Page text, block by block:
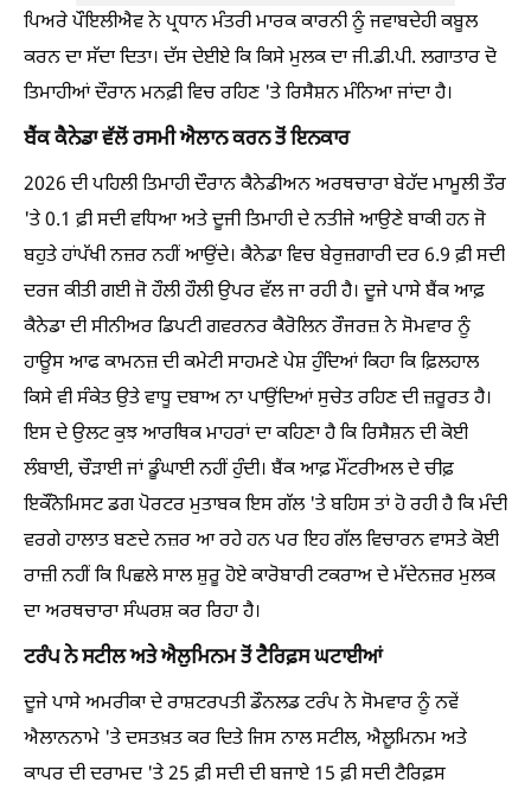
ਪਿਅਰੇ ਪੌਇਲੀਐਵ ਨੇ ਪ੍ਰਧਾਨ ਮੰਤਰੀ ਮਾਰਕ ਕਾਰਨੀ ਨੂੰ ਜਵਾਬਦੇਹੀ ਕਬੂਲ
ਕਰਨ ਦਾ ਸੱਦਾ ਦਿਤਾ। ਦੱਸ ਦੇਈਏ ਕਿ ਕਿਸੇ ਮੁਲਕ ਦਾ ਜੀ.ਡੀ.ਪੀ. ਲਗਾਤਾਰ ਦੋ
ਤਿਮਾਹੀਆਂ ਦੌਰਾਨ ਮਨਫ਼ੀ ਵਿਚ ਰਹਿਣ 'ਤੇ ਰਿਸੈਸ਼ਨ ਮੰਨਿਆ ਜਾਂਦਾ ਹੈ।
ਬੈਂਕ ਕੈਨੇਡਾ ਵੱਲੋਂ ਰਸਮੀ ਐਲਾਨ ਕਰਨ ਤੋਂ ਇਨਕਾਰ
2026 ਦੀ ਪਹਿਲੀ ਤਿਮਾਹੀ ਦੌਰਾਨ ਕੈਨੇਡੀਅਨ ਅਰਥਚਾਰਾ ਬੇਹੱਦ ਮਾਮੂਲੀ ਤੌਰ
'ਤੇ 0.1 ਫ਼ੀ ਸਦੀ ਵਧਿਆ ਅਤੇ ਦੂਜੀ ਤਿਮਾਹੀ ਦੇ ਨਤੀਜੇ ਆਉਣੇ ਬਾਕੀ ਹਨ ਜੋ
ਬਹੁਤੇ ਹਾਂਪੱਖੀ ਨਜ਼ਰ ਨਹੀਂ ਆਉਂਦੇ। ਕੈਨੇਡਾ ਵਿਚ ਬੇਰੁਜ਼ਗਾਰੀ ਦਰ 6.9 ਫ਼ੀ ਸਦੀ
ਦਰਜ ਕੀਤੀ ਗਈ ਜੋ ਹੌਲੀ ਹੌਲੀ ਉਪਰ ਵੱਲ ਜਾ ਰਹੀ ਹੈ। ਦੂਜੇ ਪਾਸੇ ਬੈਂਕ ਆਫ਼
ਕੈਨੇਡਾ ਦੀ ਸੀਨੀਅਰ ਡਿਪਟੀ ਗਵਰਨਰ ਕੈਰੋਲਿਨ ਰੌਜਰਜ਼ ਨੇ ਸੋਮਵਾਰ ਨੂੰ
ਹਾਊਸ ਆਫ ਕਾਮਨਜ਼ ਦੀ ਕਮੇਟੀ ਸਾਹਮਣੇ ਪੇਸ਼ ਹੁੰਦਿਆਂ ਕਿਹਾ ਕਿ ਫ਼ਿਲਹਾਲ
ਕਿਸੇ ਵੀ ਸੰਕੇਤ ਉਤੇ ਵਾਧੂ ਦਬਾਅ ਨਾ ਪਾਉਂਦਿਆਂ ਸੁਚੇਤ ਰਹਿਣ ਦੀ ਜ਼ਰੂਰਤ ਹੈ।
ਇਸ ਦੇ ਉਲਟ ਕੁਝ ਆਰਥਿਕ ਮਾਹਰਾਂ ਦਾ ਕਹਿਣਾ ਹੈ ਕਿ ਰਿਸੈਸ਼ਨ ਦੀ ਕੋਈ
ਲੰਬਾਈ, ਚੌੜਾਈ ਜਾਂ ਡੂੰਘਾਈ ਨਹੀਂ ਹੁੰਦੀ। ਬੈਂਕ ਆਫ਼ ਮੌਂਟਰੀਅਲ ਦੇ ਚੀਫ਼
ਇਕੌਨੋਮਿਸਟ ਡਗ ਪੋਰਟਰ ਮੁਤਾਬਕ ਇਸ ਗੱਲ 'ਤੇ ਬਹਿਸ ਤਾਂ ਹੋ ਰਹੀ ਹੈ ਕਿ ਮੰਦੀ
ਵਰਗੇ ਹਾਲਾਤ ਬਣਦੇ ਨਜ਼ਰ ਆ ਰਹੇ ਹਨ ਪਰ ਇਹ ਗੱਲ ਵਿਚਾਰਨ ਵਾਸਤੇ ਕੋਈ
ਰਾਜ਼ੀ ਨਹੀਂ ਕਿ ਪਿਛਲੇ ਸਾਲ ਸ਼ੁਰੂ ਹੋਏ ਕਾਰੋਬਾਰੀ ਟਕਰਾਅ ਦੇ ਮੱਦੇਨਜ਼ਰ ਮੁਲਕ
ਦਾ ਅਰਥਚਾਰਾ ਸੰਘਰਸ਼ ਕਰ ਰਿਹਾ ਹੈ।
ਟਰੰਪ ਨੇ ਸਟੀਲ ਅਤੇ ਐਲੁਮਿਨਮ ਤੋਂ ਟੈਰਿਫ਼ਸ ਘਟਾਈਆਂ
ਦੂਜੇ ਪਾਸੇ ਅਮਰੀਕਾ ਦੇ ਰਾਸ਼ਟਰਪਤੀ ਡੌਨਲਡ ਟਰੰਪ ਨੇ ਸੋਮਵਾਰ ਨੂੰ ਨਵੇਂ
ਐਲਾਨਨਾਮੇ 'ਤੇ ਦਸਤਖ਼ਤ ਕਰ ਦਿਤੇ ਜਿਸ ਨਾਲ ਸਟੀਲ, ਐਲੂਮਿਨਮ ਅਤੇ
ਕਾਪਰ ਦੀ ਦਰਾਮਦ 'ਤੇ 25 ਫ਼ੀ ਸਦੀ ਦੀ ਬਜਾਏ 15 ਫ਼ੀ ਸਦੀ ਟੈਰਿਫ਼ਸ